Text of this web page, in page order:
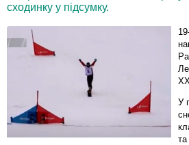
сходинку у підсумку.
У